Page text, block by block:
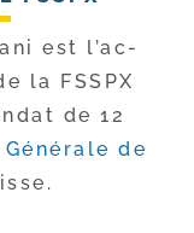
est l’ac­
la FSSPX
de 12
de